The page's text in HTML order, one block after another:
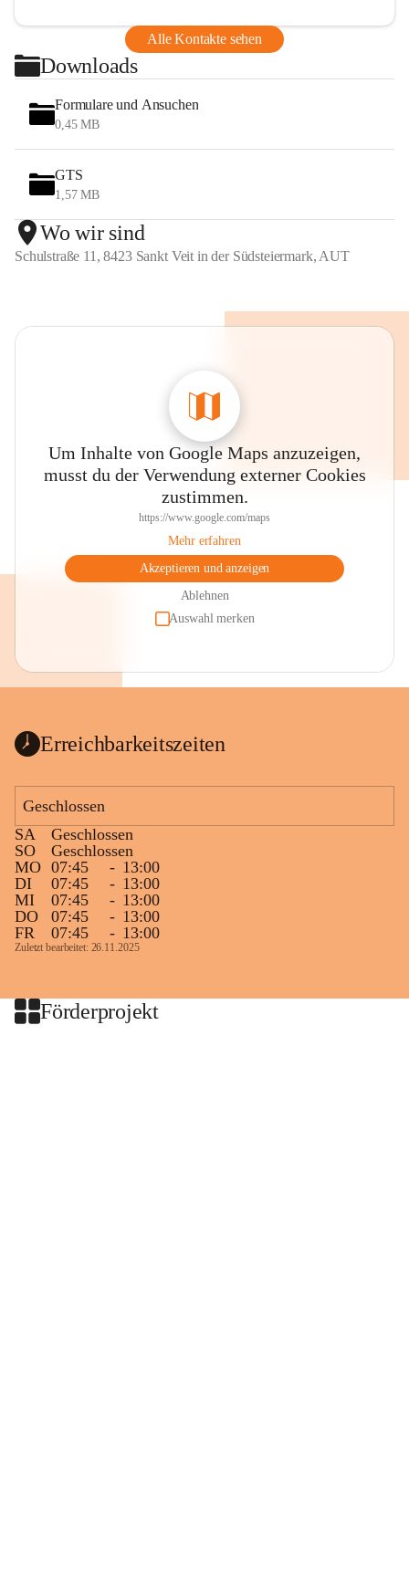
Alle Kontakte sehen
Downloads
Formulare und Ansuchen
0,45 MB
GTS
1,57 MB
Wo wir sind
Schulstraße 11, 8423 Sankt Veit in der Südsteiermark, AUT
Um Inhalte von Google Maps anzuzeigen,
musst du der Verwendung externer Cookies
zustimmen.
https://www.google.com/maps
Mehr erfahren
Akzeptieren und anzeigen
Ablehnen
Auswahl merken
Erreichbarkeitszeiten
Geschlossen
SA
Geschlossen
SO
Geschlossen
MO 07:45 - 13:00
DI
07:45 - 13:00
MI
07:45 - 13:00
DO
07:45 - 13:00
FR
07:45 - 13:00
Zuletzt bearbeitet: 26.11.2025
Förderprojekt